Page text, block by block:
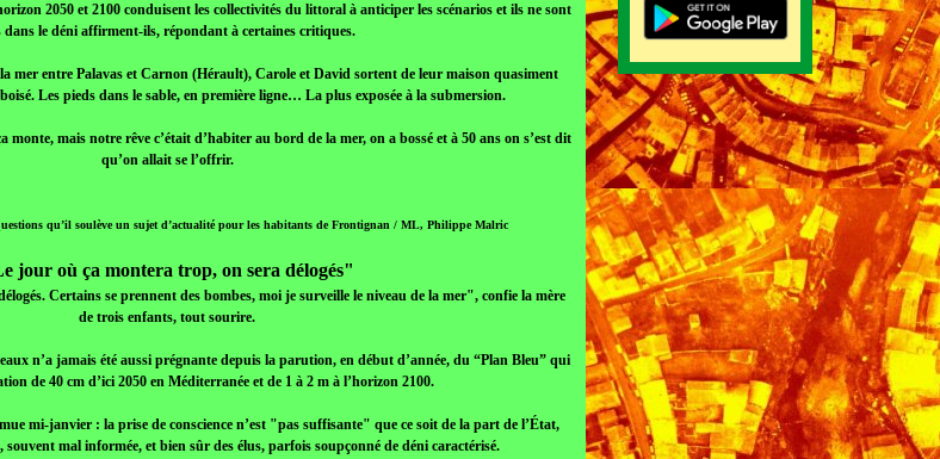
2050 et 2100 conduisent les collectivités du littoral à anticiper les scénarios et ils ne sont
dans le déni affirment-ils, répondant à certaines critiques.
mer entre Palavas et Carnon (Hérault), Carole et David sortent de leur maison quasiment
Les pieds dans le sable, en première ligne… La plus exposée à la submersion.
mais notre rêve c’était d’habiter au bord de la mer, on a bossé et à 50 ans on s’est dit
qu’on allait se l’offrir.
qu’il soulève un sujet d’actualité pour les habitants de Frontignan / ML, Philippe Malric
jour où ça montera trop, on sera délogés"
Certains se prennent des bombes, moi je surveille le niveau de la mer", confie la mère
de trois enfants, tout sourire.
n’a jamais été aussi prégnante depuis la parution, en début d’année, du “Plan Bleu” qui
de 40 cm d’ici 2050 en Méditerranée et de 1 à 2 m à l’horizon 2100.
mi-janvier : la prise de conscience n’est "pas suffisante" que ce soit de la part de l’État,
mal informée, et bien sûr des élus, parfois soupçonné de déni caractérisé.